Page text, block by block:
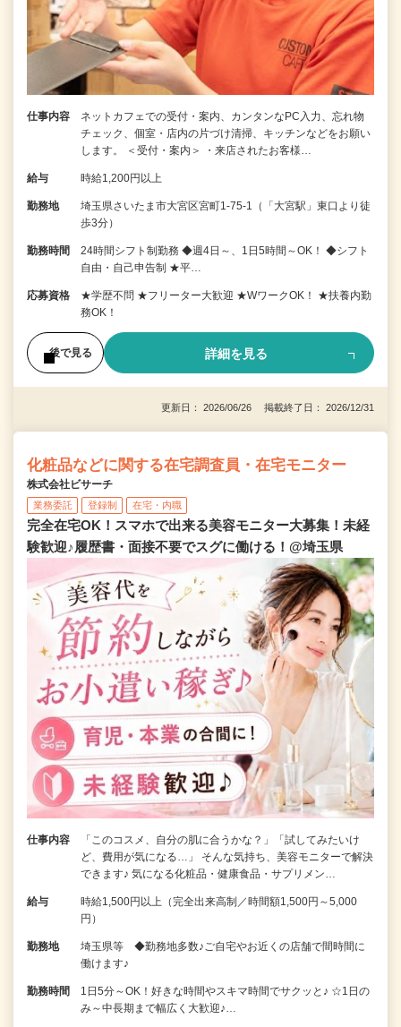
仕事内容
ネットカフェでの受付・案内、カンタンなPC入力、忘れ物
チェック、個室・店内の片づけ清掃、キッチンなどをお願い
します。 ＜受付・案内＞ ・来店されたお客様…
給与 時給1,200円以上
勤務地
埼玉県さいたま市大宮区宮町1-75-1（「大宮駅」東口より徒
歩3分）
勤務時間
24時間シフト制勤務 ◆週4日～、1日5時間～OK！ ◆シフト
自由・自己申告制 ★平…
応募資格
★学歴不問 ★フリーター大歓迎 ★WワークOK！ ★扶養内勤
務OK！
後で見る 詳細を見る
更新日： 2026/06/26 掲載終了日： 2026/12/31
化粧品などに関する在宅調査員・在宅モニター
株式会社ビサーチ
業務委託 登録制 在宅・内職
完全在宅OK！スマホで出来る美容モニター大募集！未経
験歓迎♪履歴書・面接不要でスグに働ける！@埼玉県
仕事内容
「このコスメ、自分の肌に合うかな？」「試してみたいけ
ど、費用が気になる…」 そんな気持ち、美容モニターで解決
できます♪ 気になる化粧品・健康食品・サプリメン…
給与
時給1,500円以上（完全出来高制／時間額1,500円～5,000
円）
勤務地
埼玉県等 ◆勤務地多数♪ご自宅やお近くの店舗で間時間に
働けます♪
勤務時間
1日5分～OK！好きな時間やスキマ時間でサクッと♪ ☆1日の
み～中長期まで幅広く大歓迎♪…